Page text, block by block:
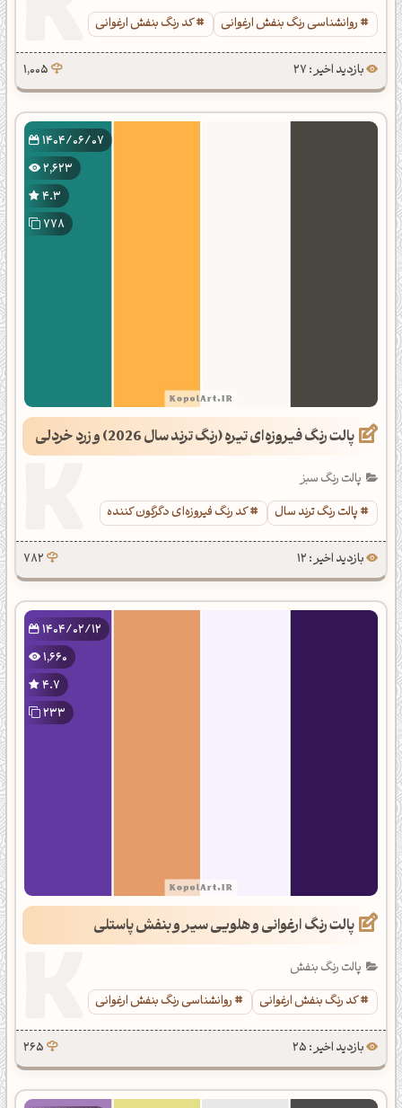
روانشناسی رنگ بنفش ارغوانی
کد رنگ بنفش ارغوانی
بازدید اخیر : 27 1,005
1404/06/07
2,623
4.3
778
پالت رنگ فیروزه‌ای تیره (رنگ ترند سال 2026) و زرد خردلی
پالت رنگ سبز
پالت رنگ ترند سال
کد رنگ فیروزه‌ای دگرگون کننده
بازدید اخیر : 12 782
1404/02/12
1,660
4.7
233
پالت رنگ ارغوانی و هلویی سیر و بنفش پاستلی
پالت رنگ بنفش
کد رنگ بنفش ارغوانی
روانشناسی رنگ بنفش ارغوانی
بازدید اخیر : 25 265